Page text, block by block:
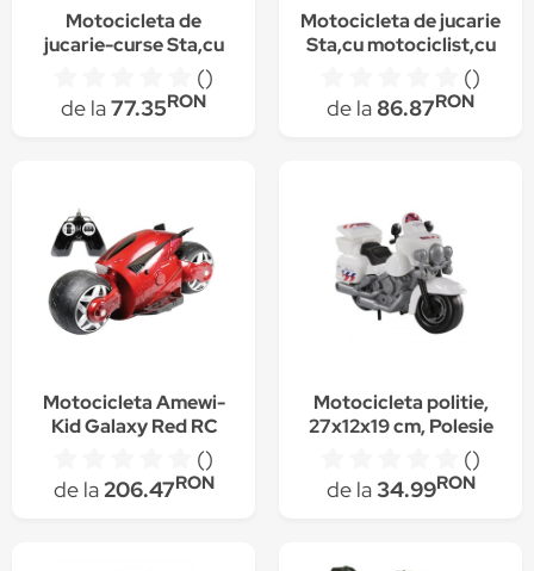
Motocicleta de
jucarie-curse Sta,cu
motociclist,cu sunete
si lumini realiste de
circuit
()
de la77.35RON
Motocicleta de jucarie
Sta,cu motociclist,cu
sunete si lumini
realiste de circuit
()
de la 86.87RON
Motocicleta Amewi-
Kid Galaxy Red RC
()
de la206.47RON
Motocicleta politie,
27x12x19 cm, Polesie
()
de la34.99RON